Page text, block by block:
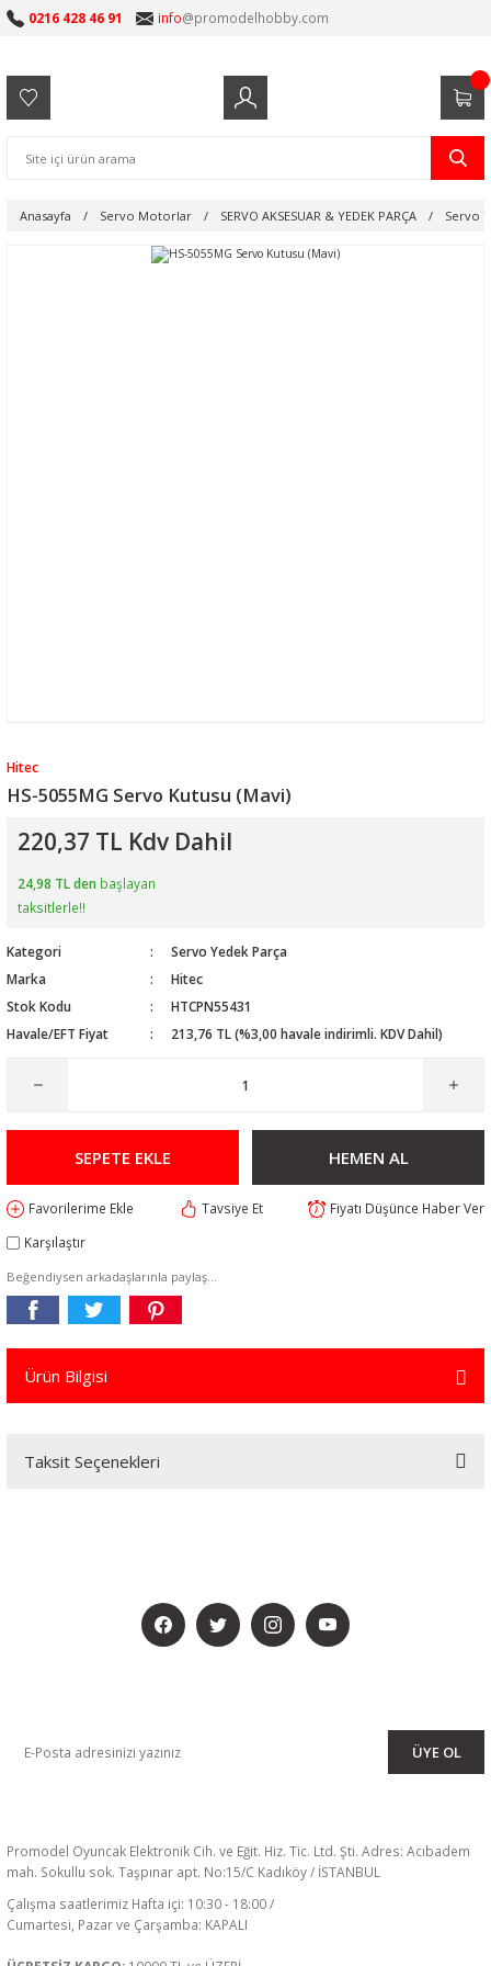
0216 428 46 91 info@promodelhobby.com
Anasayfa Servo Motorlar SERVO AKSESUAR & YEDEK PARÇA Servo
Hitec
HS-5055MG Servo Kutusu (Mavi)
220,37 TL Kdv Dahil
24,98 TL den başlayan
taksitlerle!!
Kategori
Servo Yedek Parça
Marka
Hitec
Stok Kodu
HTCPN55431
Havale/EFT Fiyat
213,76 TL (%3,00 havale indirimli. KDV Dahil)
SEPETE EKLE HEMEN AL
Tavsiye Et
Fiyatı Düşünce Haber Ver
Karşılaştır
Beğendiysen arkadaşlarınla paylaş...
Ürün Bilgisi
Taksit Seçenekleri
ÜYE OL
Promodel Oyuncak Elektronik Cih. ve Eğit. Hiz. Tic. Ltd. Şti. Adres: Acıbadem
mah. Sokullu sok. Taşpınar apt. No:15/C Kadıköy / İSTANBUL
Çalışma saatlerimiz Hafta içi: 10:30 - 18:00 /
Cumartesi, Pazar ve Çarşamba: KAPALI